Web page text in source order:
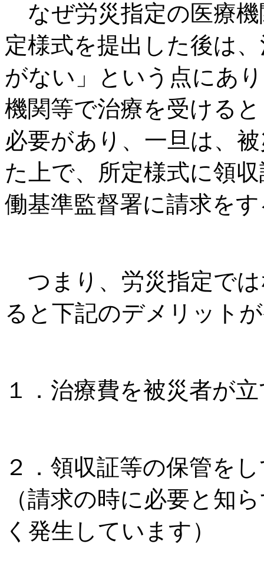
なぜ労災指定の医療
定様式を提出した後は
がない」という点にあ
機関等で治療を受ける
必要があり、一旦は、
た上で、所定様式に領
働基準監督署に請求を
つまり、労災指定で
ると下記のデメリット
１．治療費を被災者が
２．領収証等の保管を
（請求の時に必要と知
く発生しています）